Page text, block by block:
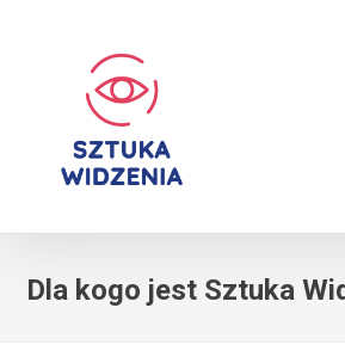
Dla kogo jest Sztuka